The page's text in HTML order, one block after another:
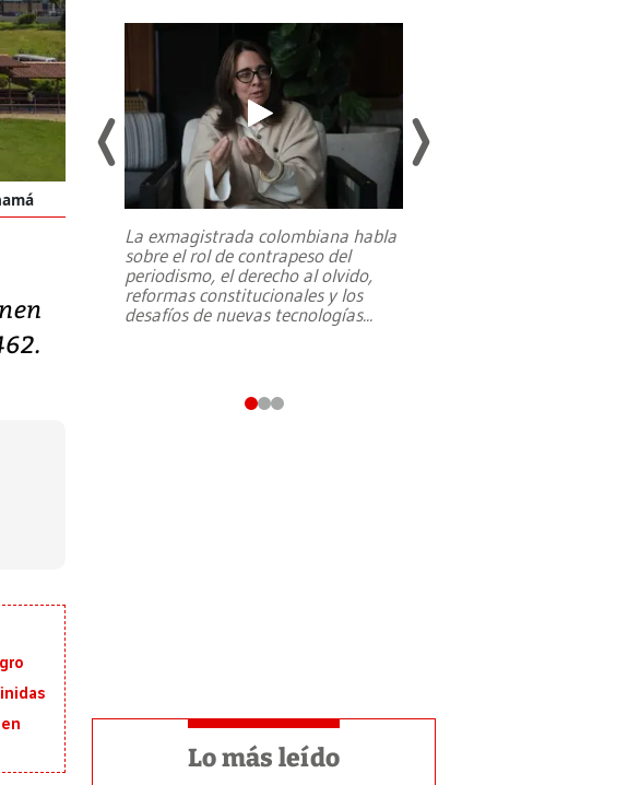
de
La exmagistrada colombiana habla
sobre el rol de contrapeso del
periodismo, el derecho al olvido,
reformas constitucionales y los
desafíos de nuevas tecnologías...
Lo más leído